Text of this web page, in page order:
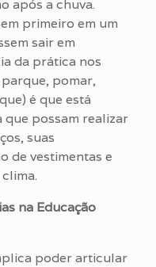
após a chuva.
primeiro em um
sair em
da prática nos
pomar,
é que está
possam realizar
suas
de vestimentas e
na Educação
poder articular